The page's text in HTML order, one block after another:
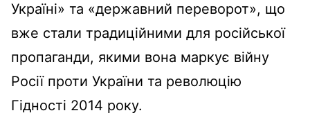
Україні» та «державний переворот», що
вже стали традиційними для російської
пропаганди, якими вона маркує війну
Росії проти України та революцію
Гідності 2014 року.